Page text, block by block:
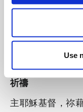
Use
思考問題
如果我們承認恩
爭，而是為了彼
祈禱
主耶穌基督，祢